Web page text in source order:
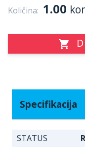
Količina: 1.00
Specifikacija
STATUS